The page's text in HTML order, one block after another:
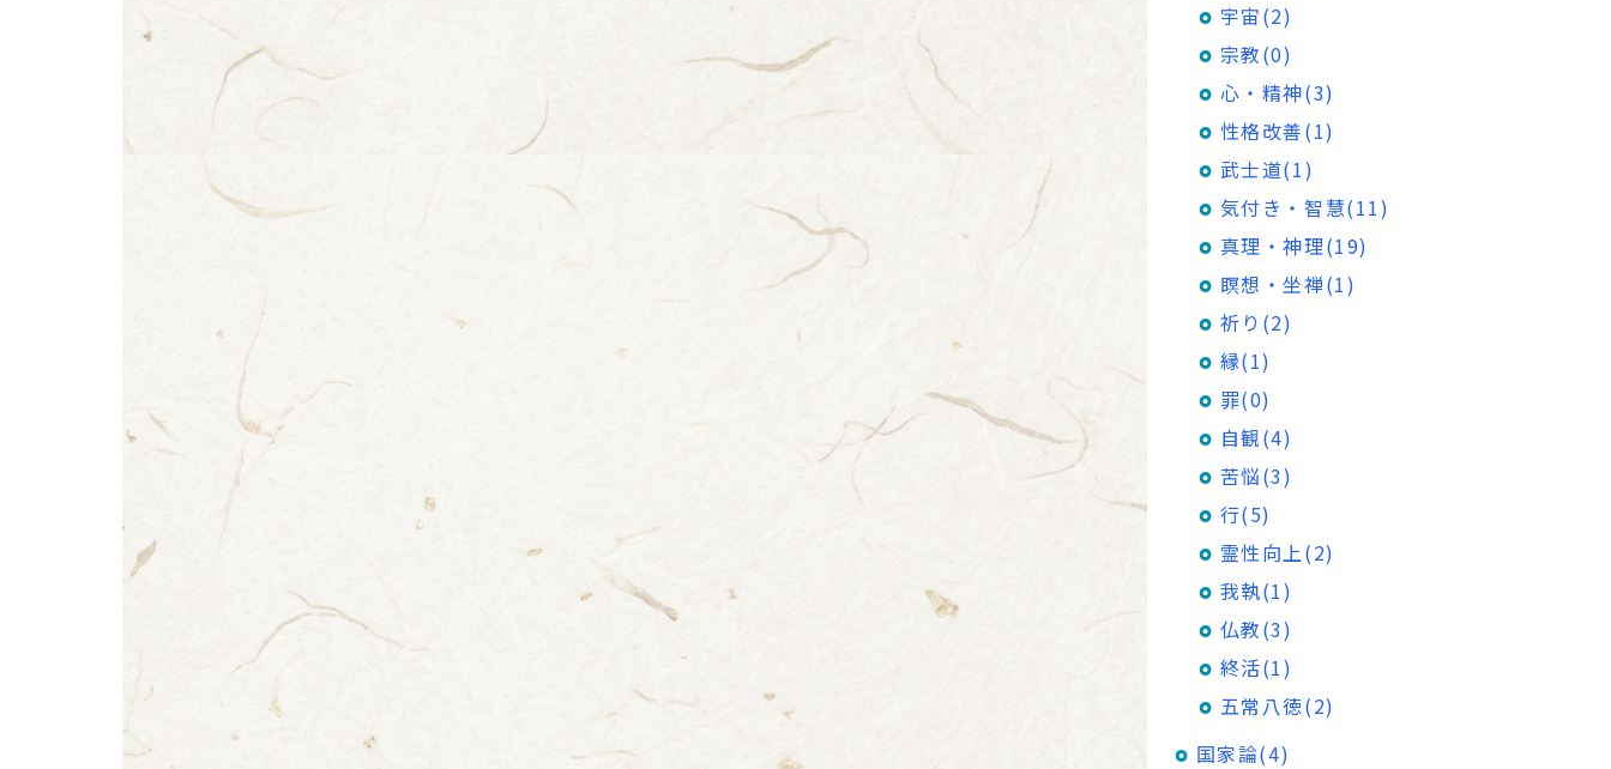
宇宙(2)
宗教(0)
心・精神(3)
性格改善(1)
武士道(1)
気付き・智慧(11)
真理・神理(19)
瞑想・坐禅(1)
祈り(2)
縁(1)
罪(0)
自観(4)
苦悩(3)
行(5)
霊性向上(2)
我執(1)
仏教(3)
終活(1)
五常八徳(2)
国家論(4)